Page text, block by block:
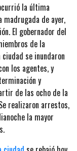
la última
de ayer,
El gobernador del
de la
se inundaron
los agentes, y
y
de las ocho de la
realizaron arrestos,
la mayor